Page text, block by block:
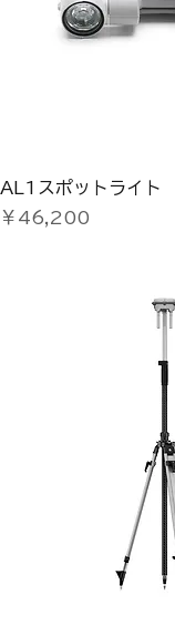
AL1スポットライト
価格
￥46,200